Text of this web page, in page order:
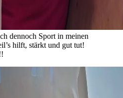
dennoch Sport in meinen
hilft, stärkt und gut tut!